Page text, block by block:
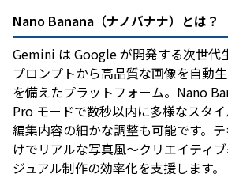
Nano Banana（ナノバナナ）とは？
Gemini は Google が開発する次世代
プロンプトから高品質な画像を自動
を備えたプラットフォーム。Nano
Pro モードで数秒以内に多様なスタイ
編集内容の細かな調整も可能です。
けでリアルな写真風〜クリエイティ
ジュアル制作の効率化を支援します。